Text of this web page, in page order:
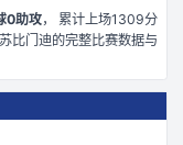
0助攻， 累计上场1309分
比门迪的完整比赛数据与